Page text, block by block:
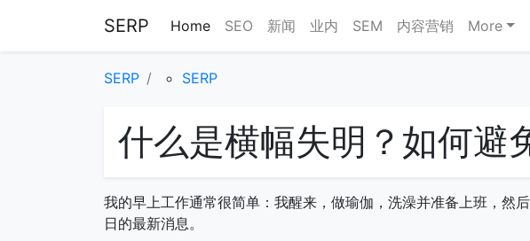
SERP Home SEO 新闻 业内 SEM 内容营销 More
SERP SERP
什么是横幅失明？如何避
我的早上工作通常很简单：我醒来，做瑜伽，洗澡并准备上班，然
日的最新消息。